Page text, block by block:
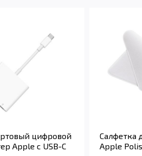
цифровой
Apple с USB-C
Салфетка
Apple